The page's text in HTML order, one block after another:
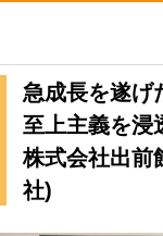
ン
ツ
急成長を遂げ
至上主義を浸
株式会社出前
社)